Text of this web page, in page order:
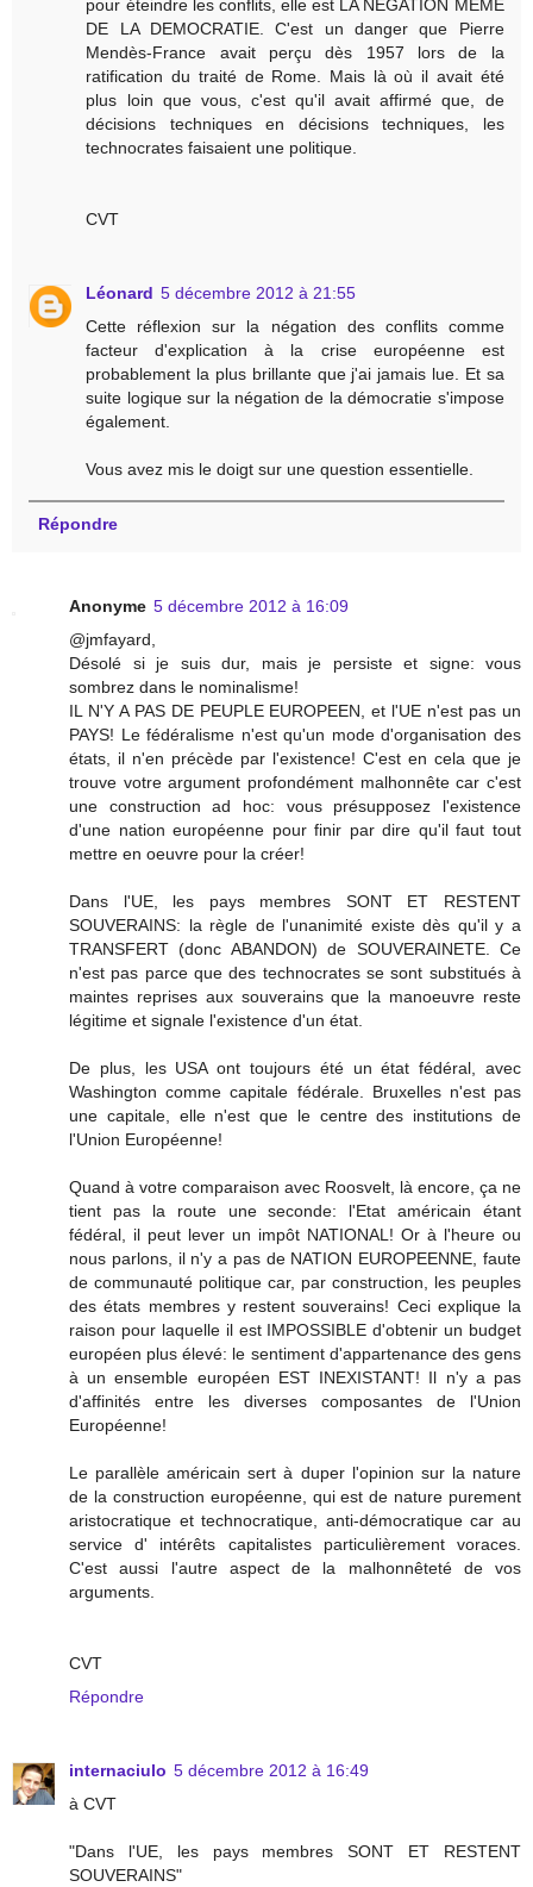
pour éteindre les conflits, elle est LA NEGATION MEME
DE LA DEMOCRATIE. C'est un danger que Pierre
Mendès-France avait perçu dès 1957 lors de la
ratification du traité de Rome. Mais là où il avait été
plus loin que vous, c'est qu'il avait affirmé que, de
décisions techniques en décisions techniques, les
technocrates faisaient une politique.
CVT
Léonard 5 décembre 2012 à 21:55
Cette réflexion sur la négation des conflits comme
facteur d'explication à la crise européenne est
probablement la plus brillante que j'ai jamais lue. Et sa
suite logique sur la négation de la démocratie s'impose
également.
Vous avez mis le doigt sur une question essentielle.
Répondre
Anonyme 5 décembre 2012 à 16:09
@jmfayard,
Désolé si je suis dur, mais je persiste et signe: vous
sombrez dans le nominalisme!
IL N'Y A PAS DE PEUPLE EUROPEEN, et l'UE n'est pas un
PAYS! Le fédéralisme n'est qu'un mode d'organisation des
états, il n'en précède par l'existence! C'est en cela que je
trouve votre argument profondément malhonnête car c'est
une construction ad hoc: vous présupposez l'existence
d'une nation européenne pour finir par dire qu'il faut tout
mettre en oeuvre pour la créer!
Dans l'UE, les pays membres SONT ET RESTENT
SOUVERAINS: la règle de l'unanimité existe dès qu'il y a
TRANSFERT (donc ABANDON) de SOUVERAINETE. Ce
n'est pas parce que des technocrates se sont substitués à
maintes reprises aux souverains que la manoeuvre reste
légitime et signale l'existence d'un état.
De plus, les USA ont toujours été un état fédéral, avec
Washington comme capitale fédérale. Bruxelles n'est pas
une capitale, elle n'est que le centre des institutions de
l'Union Européenne!
Quand à votre comparaison avec Roosvelt, là encore, ça ne
tient pas la route une seconde: l'Etat américain étant
fédéral, il peut lever un impôt NATIONAL! Or à l'heure ou
nous parlons, il n'y a pas de NATION EUROPEENNE, faute
de communauté politique car, par construction, les peuples
des états membres y restent souverains! Ceci explique la
raison pour laquelle il est IMPOSSIBLE d'obtenir un budget
européen plus élevé: le sentiment d'appartenance des gens
à un ensemble européen EST INEXISTANT! Il n'y a pas
d'affinités entre les diverses composantes de l'Union
Européenne!
Le parallèle américain sert à duper l'opinion sur la nature
de la construction européenne, qui est de nature purement
aristocratique et technocratique, anti-démocratique car au
service d' intérêts capitalistes particulièrement voraces.
C'est aussi l'autre aspect de la malhonnêteté de vos
arguments.
CVT
Répondre
internaciulo 5 décembre 2012 à 16:49
à CVT
"Dans l'UE, les pays membres SONT ET RESTENT
SOUVERAINS"